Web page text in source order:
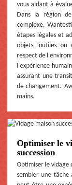
vous aidant à
Dans la région
complexe,
étapes légales et
objets inutiles ou
respect de
l'expérience
assurant une
de changement.
mains.
Optimiser le
succession
Optimiser le vidage
sembler une tâche